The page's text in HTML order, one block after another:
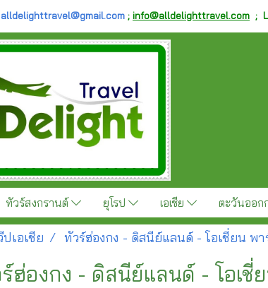
alldelighttravel@gmail.com ; info@alldelighttravel.com ;
ทัวร์สงกรานต์ ยุโรป เอเชีย ตะวันออก
เอเชีย ทัวร์ฮ่องกง - ดิสนีย์แลนด์ - โอเชี่ยน พา
ฮ่องกง - ดิสนีย์แลนด์ - โอเชี่